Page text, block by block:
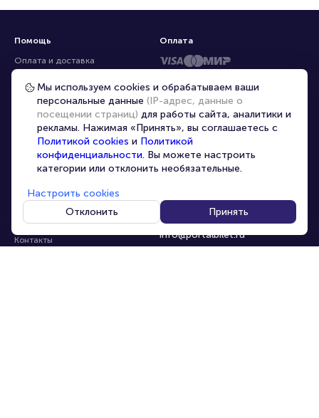
Помощь
Оплата и доставка
Частые вопросы
Перепродажа билетов
Организаторам
Корпоративным клиентам
VIP-билеты
Персональные данные
О компании
Контакты
8-800-500-42-62
8-499-226-15-14
info@portalbilet.ru
С 10:00 до 21:00,
Оплата
Мы используем cookies и обрабатываем ваши
персональные данные (IP-адрес, данные о
посещении страниц) для работы сайта, аналитики и
рекламы. Нажимая «Принять», вы соглашаетесь с
Политикой cookies и Политикой
конфиденциальности. Вы можете настроить
категории или отклонить необязательные.
Настроить cookies
Отклонить
Принять